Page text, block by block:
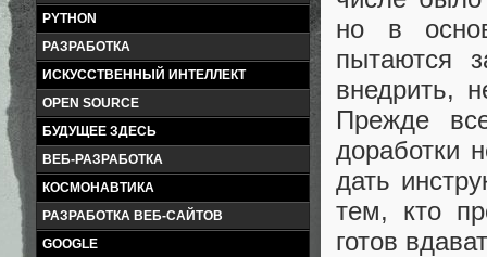
PYTHON
РАЗРАБОТКА
ИСКУССТВЕННЫЙ ИНТЕЛЛЕКТ
OPEN SOURCE
БУДУЩЕЕ ЗДЕСЬ
ВЕБ-РАЗРАБОТКА
КОСМОНАВТИКА
РАЗРАБОТКА ВЕБ-САЙТОВ
GOOGLE
но в
пытаются
внедрить,
Прежде
доработки
дать
тем, кто
готов